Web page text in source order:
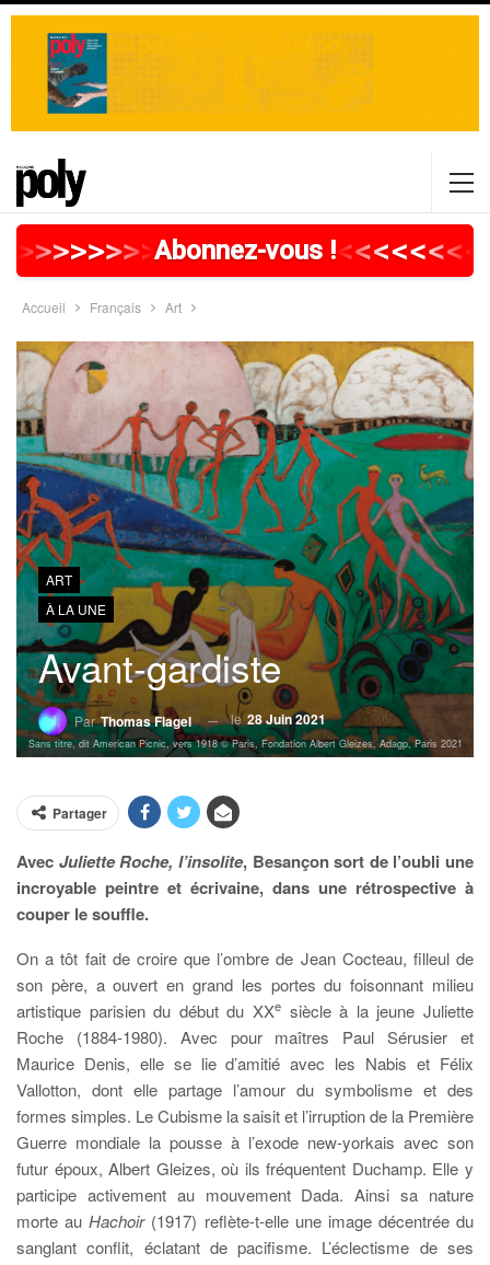
>>>>>>>>>>>>>>>>>
Abonnez-vous !<<<<<<<<
Accueil Français Art
ART
À LA UNE
Avant-gardiste
ParThomas Flagel le28 Juin 2021
Sans titre, dit American Picnic, vers 1918 © Paris, Fondation Albert Gleizes, Adagp, Paris 2021
Partager
Avec Juliette Roche, l’insolite, Besançon sort de l’oubli une
incroyable peintre et écrivaine, dans une rétrospective à
couper le souffle.
On a tôt fait de croire que l’ombre de Jean Cocteau, filleul de
son père, a ouvert en grand les portes du foisonnant milieu
artistique parisien du début du XXe siècle à la jeune Juliette
Roche (1884-1980). Avec pour maîtres Paul Sérusier et
Maurice Denis, elle se lie d’amitié avec les Nabis et Félix
Vallotton, dont elle partage l’amour du symbolisme et des
formes simples. Le Cubisme la saisit et l’irruption de la Première
Guerre mondiale la pousse à l’exode new-yorkais avec son
futur époux, Albert Gleizes, où ils fréquentent Duchamp. Elle y
participe activement au mouvement Dada. Ainsi sa nature
morte auHachoir(1917) reflète-t-elle une image décentrée du
sanglant conflit, éclatant de pacifisme. L’éclectisme de ses